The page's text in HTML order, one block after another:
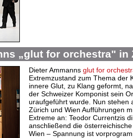
„glut for orchestra" in
Dieter Ammanns glut for
Extremzustand zum Thema der
innere Glut, zu Klang geformt,
der Schweizer Komponist sein
uraufgeführt wurde. Nun stehen
Zürich und Wien Aufführungen
Extreme an: Teodor Currentzis
anschließend die
Wien – Spannung ist